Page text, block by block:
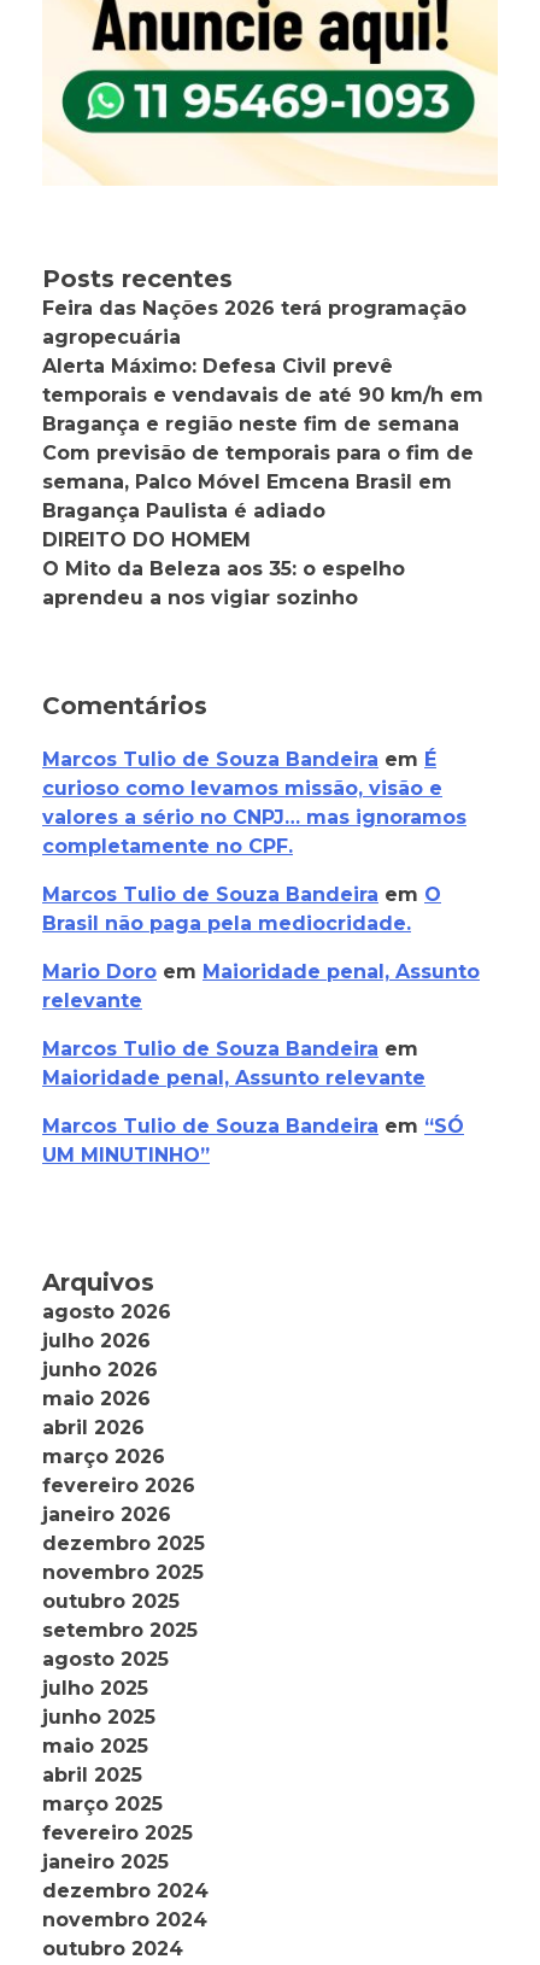
Posts recentes
Feira das Nações 2026 terá programação
agropecuária
Alerta Máximo: Defesa Civil prevê
temporais e vendavais de até 90 km/h em
Bragança e região neste fim de semana
Com previsão de temporais para o fim de
semana, Palco Móvel Emcena Brasil em
Bragança Paulista é adiado
DIREITO DO HOMEM
O Mito da Beleza aos 35: o espelho
aprendeu a nos vigiar sozinho
Comentários
Marcos Tulio de Souza Bandeira em É
curioso como levamos missão, visão e
valores a sério no CNPJ… mas ignoramos
completamente no CPF.
Marcos Tulio de Souza Bandeira em O
Brasil não paga pela mediocridade.
Mario Doro em Maioridade penal, Assunto
relevante
Marcos Tulio de Souza Bandeira em
Maioridade penal, Assunto relevante
Marcos Tulio de Souza Bandeira em “SÓ
UM MINUTINHO”
Arquivos
agosto 2026
julho 2026
junho 2026
maio 2026
abril 2026
março 2026
fevereiro 2026
janeiro 2026
dezembro 2025
novembro 2025
outubro 2025
setembro 2025
agosto 2025
julho 2025
junho 2025
maio 2025
abril 2025
março 2025
fevereiro 2025
janeiro 2025
dezembro 2024
novembro 2024
outubro 2024